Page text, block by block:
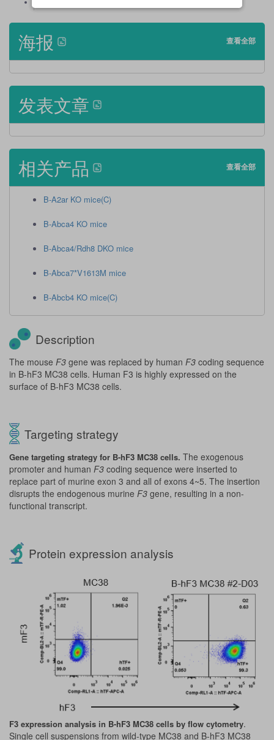
海报 查看全部
发表文章
相关产品 查看全部
B-A2ar KO mice(C)
B-Abca4 KO mice
B-Abca4/Rdh8 DKO mice
B-Abca7*V1613M mice
B-Abcb4 KO mice(C)
Description
The mouse F3 gene was replaced by human F3 coding sequence
in B-hF3 MC38 cells. Human F3 is highly expressed on the
surface of B-hF3 MC38 cells.
Targeting strategy
Gene targeting strategy for B-hF3 MC38 cells. The exogenous
promoter and human F3 coding sequence were inserted to
replace part of murine exon 3 and all of exons 4~5. The insertion
disrupts the endogenous murine F3 gene, resulting in a non-
functional transcript.
Protein expression analysis
F3 expression analysis in B-hF3 MC38 cells by flow cytometry.
Single cell suspensions from wild-type MC38 and B-hF3 MC38